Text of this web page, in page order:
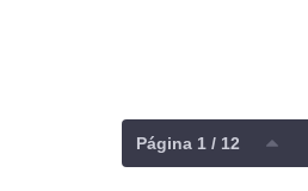
Página 1 / 12